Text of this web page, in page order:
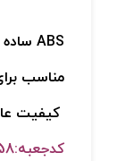
ABS ساده فاقد سیستم EF7
مناسب
کیفیت
کدجعبه:551058